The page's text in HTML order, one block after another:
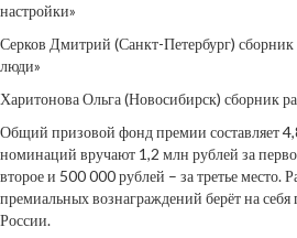
настройки»
Серков Дмитрий (Санкт-Петербург)
люди»
Харитонова Ольга (Новосибирск) сборник
Общий призовой фонд премии составляет
номинаций вручают 1,2 млн рублей за
второе и 500 000 рублей – за третье место.
премиальных вознаграждений берёт на
России.